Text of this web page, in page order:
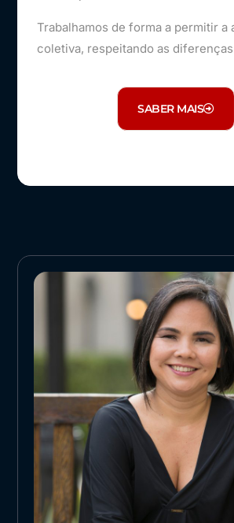
Trabalhamos de forma a permitir a
coletiva, respeitando as
SABER MAIS